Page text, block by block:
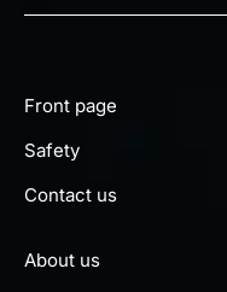
Front page
Safety
Contact us
About us